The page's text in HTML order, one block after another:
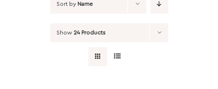
Sort by Name
Show 24 Products